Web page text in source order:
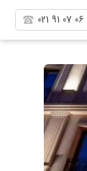
021 91 07 06